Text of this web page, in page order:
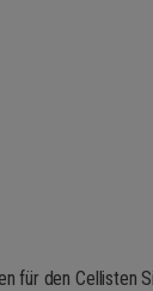
für den Cellisten